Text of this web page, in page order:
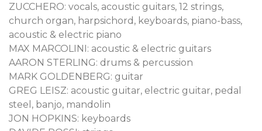
ZUCCHERO: vocals, acoustic guitars, 12 strings,
church organ, harpsichord, keyboards, piano-bass,
acoustic & electric piano
MAX MARCOLINI: acoustic & electric guitars
AARON STERLING: drums & percussion
MARK GOLDENBERG: guitar
GREG LEISZ: acoustic guitar, electric guitar, pedal
steel, banjo, mandolin
JON HOPKINS: keyboards